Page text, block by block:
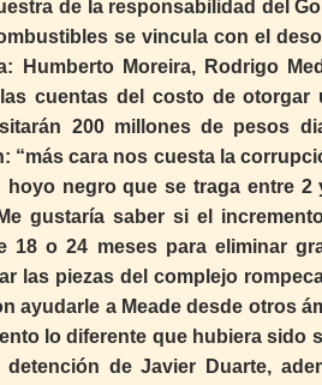
de la responsabilidad del
se vincula con el
Humberto Moreira, Rodrigo
cuentas del costo de otorgar
200 millones de pesos
“más cara nos cuesta la
negro que se traga entre 2
gustaría saber si el
o 24 meses para eliminar
las piezas del complejo
ayudarle a Meade desde otros
lo diferente que hubiera sido
de Javier Duarte,